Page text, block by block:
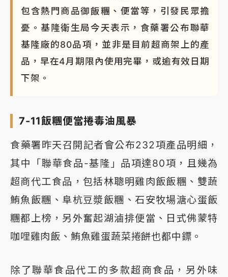
包含熱門商品御飯糰、便當等，引發民眾擔
憂。基隆衛生局今天表示，食藥署公布聯華
基隆廠的80品項，並非是目前超商架上的產
品，早在4月期限內使用完畢，或逾有效日期
下架。
7-11飯糰便當捲毒油風暴
食藥署昨天召開記者會公布232項產品明細，
其中「聯華食品-基隆」品項達80項，且幾為
超商代工食品，包括林聰明雞肉飯飯糰、雙蔬
鮪魚飯糰、阜杭豆漿飯糰、石安牧場溏心蛋飯
糰都上榜，另外奮起湖滷排便當、日式佛蒙特
咖哩雞肉飯、鮪魚雞蛋蔬菜捲餅也都中鏢。
除了聯華食品代工的多款超商食品，另外味